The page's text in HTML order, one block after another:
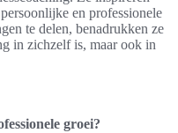
en professionele
te delen, benadrukken ze
in zichzelf is, maar ook in
groei?